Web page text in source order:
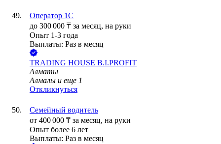
Оператор 1С
до 300 000 ₸ за месяц, на руки
Опыт 1-3 года
Выплаты: Раз в месяц
TRADING HOUSE B.I.PROFIT
Алматы
Алмалы и еще 1
Откликнуться
Семейный водитель
от 400 000 ₸ за месяц, на руки
Опыт более 6 лет
Выплаты: Раз в месяц